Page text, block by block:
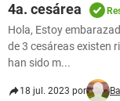
4a. cesárea
Hola, Estoy
de 3 cesáreas existen
han sido m...
18 jul. 2023 por